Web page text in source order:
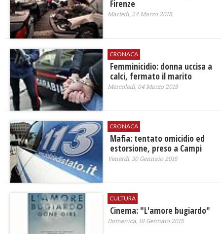
Firenze
Martedì, 24 Marzo 2015
CRONACA
Femminicidio: donna uccisa a
calci, fermato il marito
Mercoledì, 04 Marzo 2015
CRONACA
Mafia: tentato omicidio ed
estorsione, preso a Campi
Venerdì, 30 Gennaio 2015
CULTURA
Cinema: "L'amore bugiardo"
Domenica, 18 Gennaio 2015